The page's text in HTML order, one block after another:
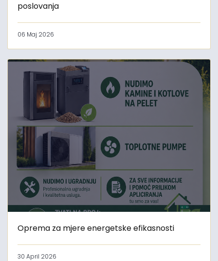
poslovanja
06 Maj 2026
Oprema za mjere energetske efikasnosti
30 April 2026